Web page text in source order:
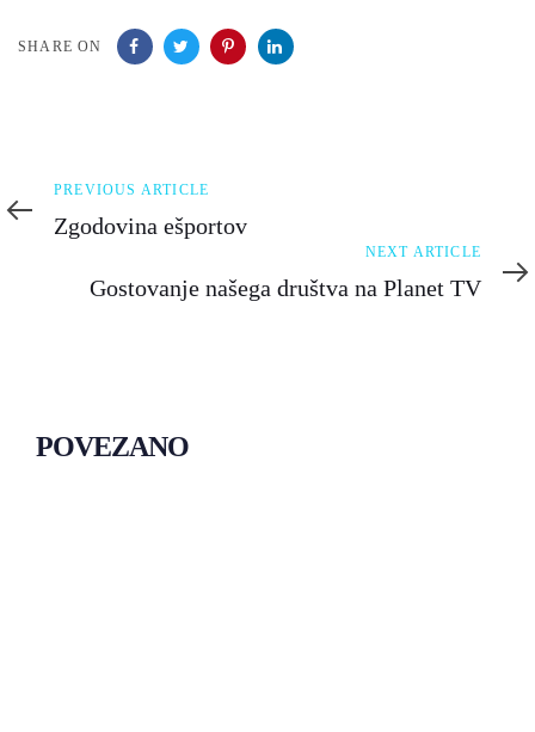
SHARE ON
Previous
Article
PREVIOUS ARTICLE
Zgodovina ešportov
Article
NEXT ARTICLE
Gostovanje našega društva na Planet TV
POVEZANO